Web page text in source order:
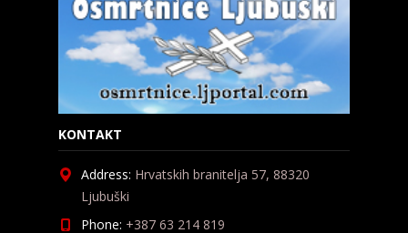
KONTAKT
Address: Hrvatskih branitelja 57, 88320
Ljubuški
Phone: +387 63 214 819